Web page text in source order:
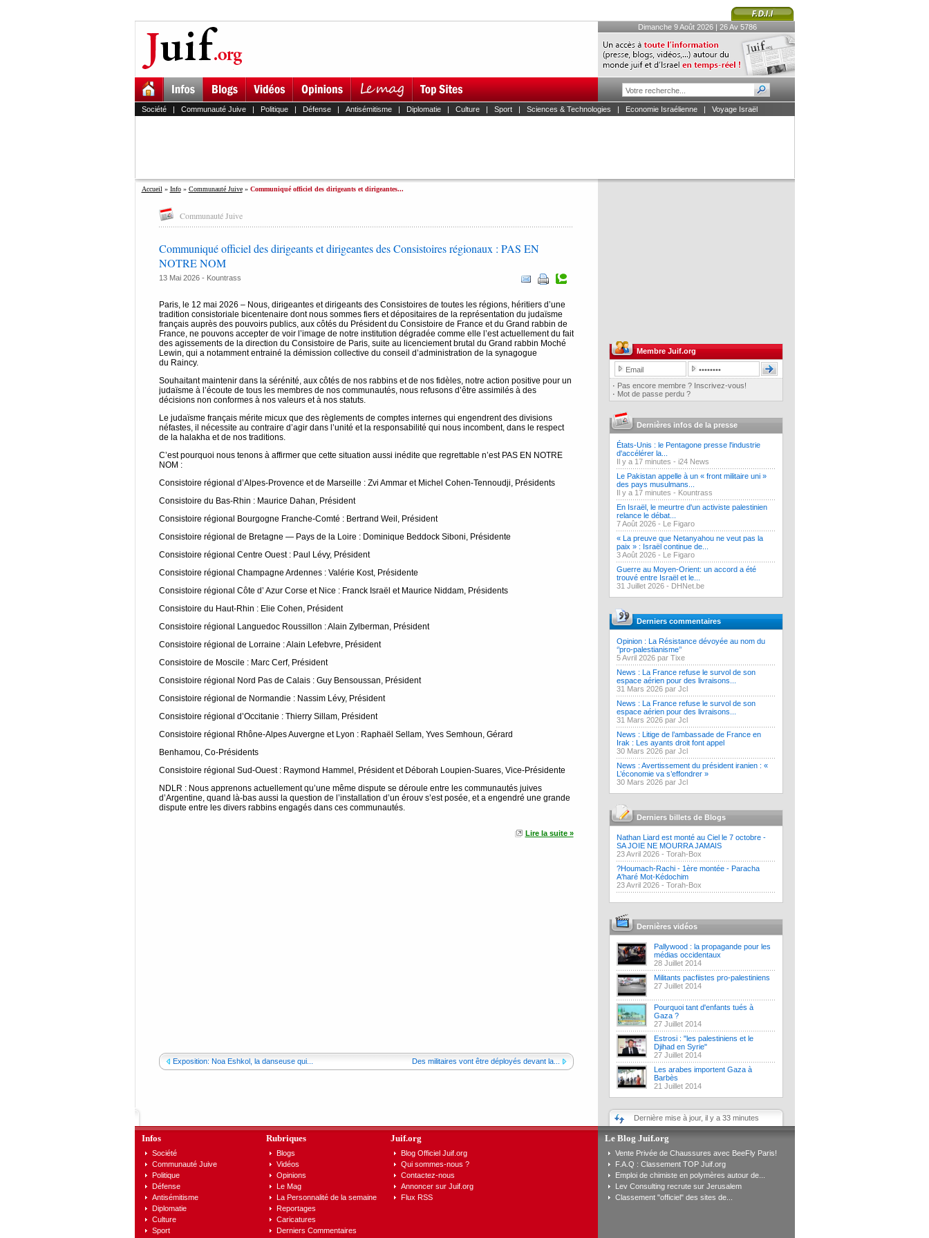
Dimanche 9 Août 2026 | 26 Av 5786
Société| Communauté Juive| Politique| Défense| Antisémitisme| Diplomatie| Culture| Sport| Sciences & Technologies | Economie Israélienne| Voyage Israël
Accueil » Info» Communauté Juive» Communiqué officiel des dirigeants et dirigeantes...
Communauté Juive
Communiqué officiel des dirigeants et dirigeantes des Consistoires régionaux : PAS EN
NOTRE NOM
13 Mai 2026 - Kountrass
Paris, le 12 mai 2026 – Nous, dirigeantes et dirigeants des Consistoires de toutes les régions, héritiers d’une
tradition consistoriale bicentenaire dont nous sommes fiers et dépositaires de la représentation du judaïsme
français auprès des pouvoirs publics, aux côtés du Président du Consistoire de France et du Grand rabbin de
France, ne pouvons accepter de voir l’image de notre institution dégradée comme elle l’est actuellement du fait
des agissements de la direction du Consistoire de Paris, suite au licenciement brutal du Grand rabbin Moché
Lewin, qui a notamment entrainé la démission collective du conseil d’administration de la synagogue
du Raincy.
Souhaitant maintenir dans la sérénité, aux côtés de nos rabbins et de nos fidèles, notre action positive pour un
judaïsme à l’écoute de tous les membres de nos communautés, nous refusons d’être assimilés à des
décisions non conformes à nos valeurs et à nos statuts.
Le judaïsme français mérite micux que des règlements de comptes internes qui engendrent des divisions
néfastes, il nécessite au contraire d’agir dans l’unité et la responsabilité qui nous incombent, dans le respect
de la halakha et de nos traditions.
C’est pourquoi nous tenons à affirmer que cette situation aussi inédite que regrettable n’est PAS EN NOTRE
NOM :
Consistoire régional d’Alpes-Provence et de Marseille : Zvi Ammar et Michel Cohen-Tennoudji, Présidents
Consistoire du Bas-Rhin : Maurice Dahan, Président
Consistoire régional Bourgogne Franche-Comté : Bertrand Weil, Président
Consistoire régional de Bretagne — Pays de la Loire : Dominique Beddock Siboni, Présidente
Consistoire régional Centre Ouest : Paul Lévy, Président
Consistoire régional Champagne Ardennes : Valérie Kost, Présidente
Consistoire régional Côte d’ Azur Corse et Nice : Franck Israël et Maurice Niddam, Présidents
Consistoire du Haut-Rhin : Elie Cohen, Président
Consistoire régional Languedoc Roussillon : Alain Zylberman, Président
Consistoire régional de Lorraine : Alain Lefebvre, Président
Consistoire de Moscile : Marc Cerf, Président
Consistoire régional Nord Pas de Calais : Guy Bensoussan, Président
Consistoire régional de Normandie : Nassim Lévy, Président
Consistoire régional d’Occitanie : Thierry Sillam, Président
Consistoire régional Rhône-Alpes Auvergne et Lyon : Raphaël Sellam, Yves Semhoun, Gérard
Benhamou, Co-Présidents
Consistoire régional Sud-Ouest : Raymond Hammel, Président et Déborah Loupien-Suares, Vice-Présidente
NDLR : Nous apprenons actuellement qu’une même dispute se déroule entre les communautés juives
d’Argentine, quand là-bas aussi la question de l’installation d’un érouv s’est posée, et a engendré une grande
dispute entre les divers rabbins engagés dans ces communautés.
Lire la suite »
Exposition: Noa Eshkol, la danseuse qui... Des militaires vont être déployés devant la...
Membre Juif.org
· Pas encore membre ? Inscrivez-vous!
· Mot de passe perdu ?
Dernières infos de la presse
États-Unis : le Pentagone presse l'industrie
d'accélérer la...
Il y a 17 minutes - i24 News
Le Pakistan appelle à un « front militaire uni »
des pays musulmans...
Il y a 17 minutes - Kountrass
En Israël, le meurtre d'un activiste palestinien
relance le débat...
7 Août 2026 - Le Figaro
« La preuve que Netanyahou ne veut pas la
paix » : Israël continue de...
3 Août 2026 - Le Figaro
Guerre au Moyen-Orient: un accord a été
trouvé entre Israël et le...
31 Juillet 2026 - DHNet.be
Derniers commentaires
Opinion : La Résistance dévoyée au nom du
‘’pro-palestianisme’’
5 Avril 2026 par Tixe
News : La France refuse le survol de son
espace aérien pour des livraisons...
31 Mars 2026 par Jcl
News : La France refuse le survol de son
espace aérien pour des livraisons...
31 Mars 2026 par Jcl
News : Litige de l’ambassade de France en
Irak : Les ayants droit font appel
30 Mars 2026 par Jcl
News : Avertissement du président iranien : «
L’économie va s’effondrer »
30 Mars 2026 par Jcl
Derniers billets de Blogs
Nathan Liard est monté au Ciel le 7 octobre -
SA JOIE NE MOURRA JAMAIS
23 Avril 2026 - Torah-Box
?Houmach-Rachi - 1ère montée - Paracha
A'haré Mot-Kédochim
23 Avril 2026 - Torah-Box
Dernières vidéos
Pallywood : la propagande pour les
médias occidentaux
28 Juillet 2014
Militants pacfiistes pro-palestiniens
27 Juillet 2014
Pourquoi tant d'enfants tués à
Gaza ?
27 Juillet 2014
Estrosi : "les palestiniens et le
Djihad en Syrie"
27 Juillet 2014
Les arabes importent Gaza à
Barbès
21 Juillet 2014
Dernière mise à jour, il y a 33 minutes
Infos
Société
Communauté Juive
Politique
Défense
Antisémitisme
Diplomatie
Culture
Sport
Rubriques
Blogs
Vidéos
Opinions
Le Mag
La Personnalité de la semaine
Reportages
Caricatures
Derniers Commentaires
Juif.org
Blog Officiel Juif.org
Qui sommes-nous ?
Contactez-nous
Annoncer sur Juif.org
Flux RSS
Le Blog Juif.org
Vente Privée de Chaussures avec BeeFly Paris!
F.A.Q : Classement TOP Juif.org
Emploi de chimiste en polymères autour de...
Lev Consulting recrute sur Jerusalem
Classement "officiel" des sites de...